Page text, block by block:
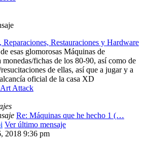
Reparaciones, Restauraciones y Hardware
esas glomorosas Máquinas de
fichas de los 80-90, así como de
de ellas, así que a jugar y a
oficial de la casa XD
Attack
Re: Máquinas que he hecho 1 (…
Ver último mensaje
2018 9:36 pm